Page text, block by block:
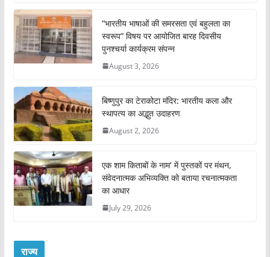
…
“भारतीय भाषाओं की समरसता एवं बहुलता का
स्वरूप” विषय पर आयोजित बारह दिवसीय
पुनश्चर्या कार्यक्रम संपन्न
August 3, 2026
बिष्णुपुर का टेराकोटा मंदिर: भारतीय कला और
स्थापत्य का अद्भुत उदाहरण
August 2, 2026
एक शाम किताबों के नाम’ में पुस्तकों पर मंथन,
संवेदनात्मक अभिव्यक्ति को बताया रचनात्मकता
का आधार
July 29, 2026
राज्य